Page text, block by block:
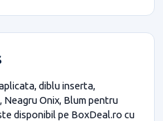
diblu inserta,
Onix, Blum pentru
disponibil pe BoxDeal.ro cu